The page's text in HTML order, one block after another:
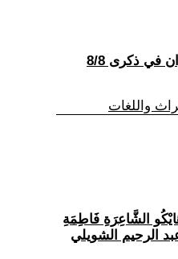
واللغات
الشَّاعِرَةِ فَاطِمَةِ
الرحيم الشويلي